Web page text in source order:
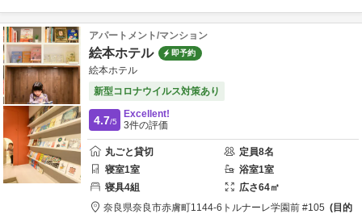
アパートメント/マンション
絵本ホテル 即予約
絵本ホテル
新型コロナウイルス対策あり
4.7/5
Excellent!
3件の評価
丸ごと貸切 定員8名
寝室1室 浴室1室
寝具4組 広さ64㎡
奈良県奈良市赤膚町1144-6 トルナーレ学園前 #105
目的